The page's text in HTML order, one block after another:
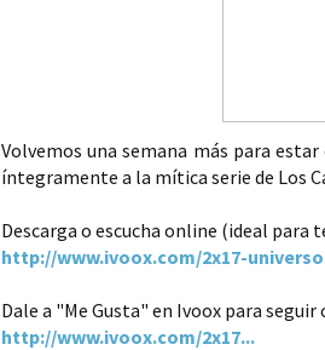
Volvemos una semana más para
íntegramente a la mítica serie de Los
Descarga o escucha online (ideal para
http://www.ivoox.com/2x17-
Dale a "Me Gusta" en Ivoox para seguir
http://www.ivoox.com/2x17...